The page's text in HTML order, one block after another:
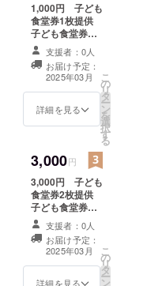
1,000円 子ども
食堂券1枚提供
子ども食堂券は
2025年12月末ま
でとさせていた
だきます
支援者：0人
お届け予定：
2025年03月
詳細を見る
こ
の
リ
タ
ー
ン
を
選
択
す
る
3,000円
3,000円 子ども
食堂券2枚提供
子ども食堂券は
2025年12月末ま
でとさせていた
だきます
支援者：0人
お届け予定：
2025年03月
詳細を見る
こ
の
リ
タ
ー
ン